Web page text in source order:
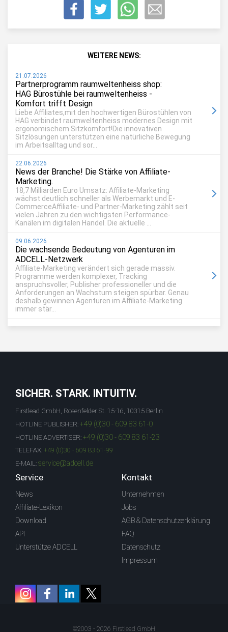
WEITERE NEWS:
21.07.2026
Partnerprogramm raumweltenheiss shop:
HAG Bürostühle bei raumweltenheiss -
Komfort trifft Design
Liebe Affiliates,mit den hochwertigen Bürostühlen von
HAG verbindet raumweltenheiss modernes Design mit
ergonomischem Sitzkomfort!Die innovativen
Sitzlösungen unterstützen eine natürliche Bewegung
im Arbeitsalltag und sor...
22.06.2026
News der Branche! Die Stärke von Affiliate-
Marketing.
18,7 Milliarden Euro Umsatz: Affiliate-Marketing
wächst deutlich schneller als Werbemarkt und E-
CommerceAffiliate- und Partner-Marketing zählt seit
vielen Jahren zu den wichtigsten Performance-
Kanälen im digitalen Handel. Die aktuelle ...
09.06.2026
Die wachsende Bedeutung von Agenturen im
ADCELL-Netzwerk
Affiliate-Marketing verändert sich gerade massiv.
Programme werden komplexer, Tracking
anspruchsvoller, Publisher professioneller und die
Anforderungen an Wachstum steigen spürbar. Genau
deshalb gewinnen Agenturen im Affiliate-Marketing
immer stär...
SICHER. STARK. INTUITIV.
Firstlead GmbH, Rosenfelder St. 15-16, 10315 Berlin
HOTLINE PUBLISHER: +49 (0)30 - 609 83 61-0
HOTLINE ADVERTISER: +49 (0)30 - 609 83 61-23
TELEFAX: +49 (0)30 - 609 83 61-99
E-MAIL: service@adcell.de
Service
News
Affiliate-Lexikon
Download
API
Unterstütze ADCELL
Kontakt
Unternehmen
Jobs
AGB & Datenschutzerklärung
FAQ
Datenschutz
Impressum
©2003 - 2026 Firstlead GmbH